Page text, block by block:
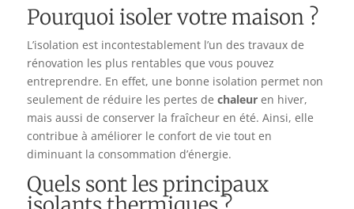
Pourquoi isoler votre maison ?
L’isolation est incontestablement l’un des travaux de
rénovation les plus rentables que vous pouvez
entreprendre. En effet, une bonne isolation permet non
seulement de réduire les pertes de chaleuren hiver,
mais aussi de conserver la fraîcheur en été. Ainsi, elle
contribue à améliorer le confort de vie tout en
diminuant la consommation d’énergie.
Quels sont les principaux